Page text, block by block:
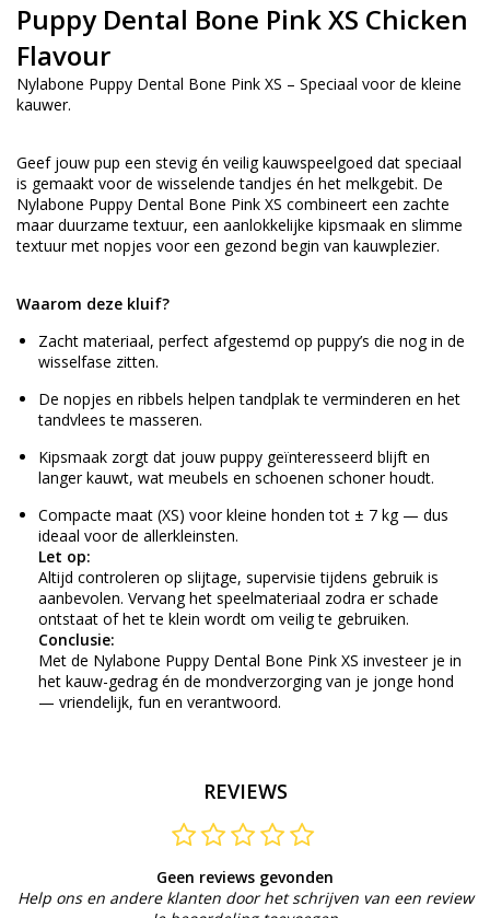
Puppy Dental Bone Pink XS Chicken
Flavour
Nylabone Puppy Dental Bone Pink XS – Speciaal voor de kleine
kauwer.
Geef jouw pup een stevig én veilig kauwspeelgoed dat speciaal
is gemaakt voor de wisselende tandjes én het melkgebit. De
Nylabone Puppy Dental Bone Pink XS combineert een zachte
maar duurzame textuur, een aanlokkelijke kip­smaak en slimme
textuur met nopjes voor een gezond begin van kauwplezier.
Waarom deze kluif?
Zacht materiaal, perfect afgestemd op puppy’s die nog in de
wisselfase zitten.
De nopjes en ribbels helpen tandplak te verminderen en het
tandvlees te masseren.
Kip­smaak zorgt dat jouw puppy geïnteresseerd blijft en
langer kauwt, wat meubels en schoenen schoner houdt.
Compacte maat (XS) voor kleine honden tot ± 7 kg — dus
ideaal voor de allerkleinsten.
Let op:
Altijd controleren op slijtage, supervisie tijdens gebruik is
aanbevolen. Vervang het speelmateriaal zodra er schade
ontstaat of het te klein wordt om veilig te gebruiken.
Conclusie:
Met de Nylabone Puppy Dental Bone Pink XS investeer je in
het kauw-gedrag én de mondverzorging van je jonge hond
— vriendelijk, fun en verantwoord.
REVIEWS
Geen reviews gevonden
Help ons en andere klanten door het schrijven van een review